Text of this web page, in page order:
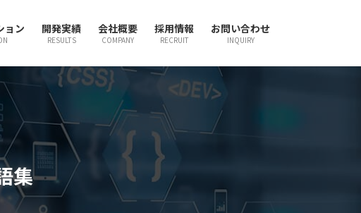
ョン 開発実績
RESULTS
会社概要
COMPANY
採用情報
RECRUIT
お問い合わせ
INQUIRY
集